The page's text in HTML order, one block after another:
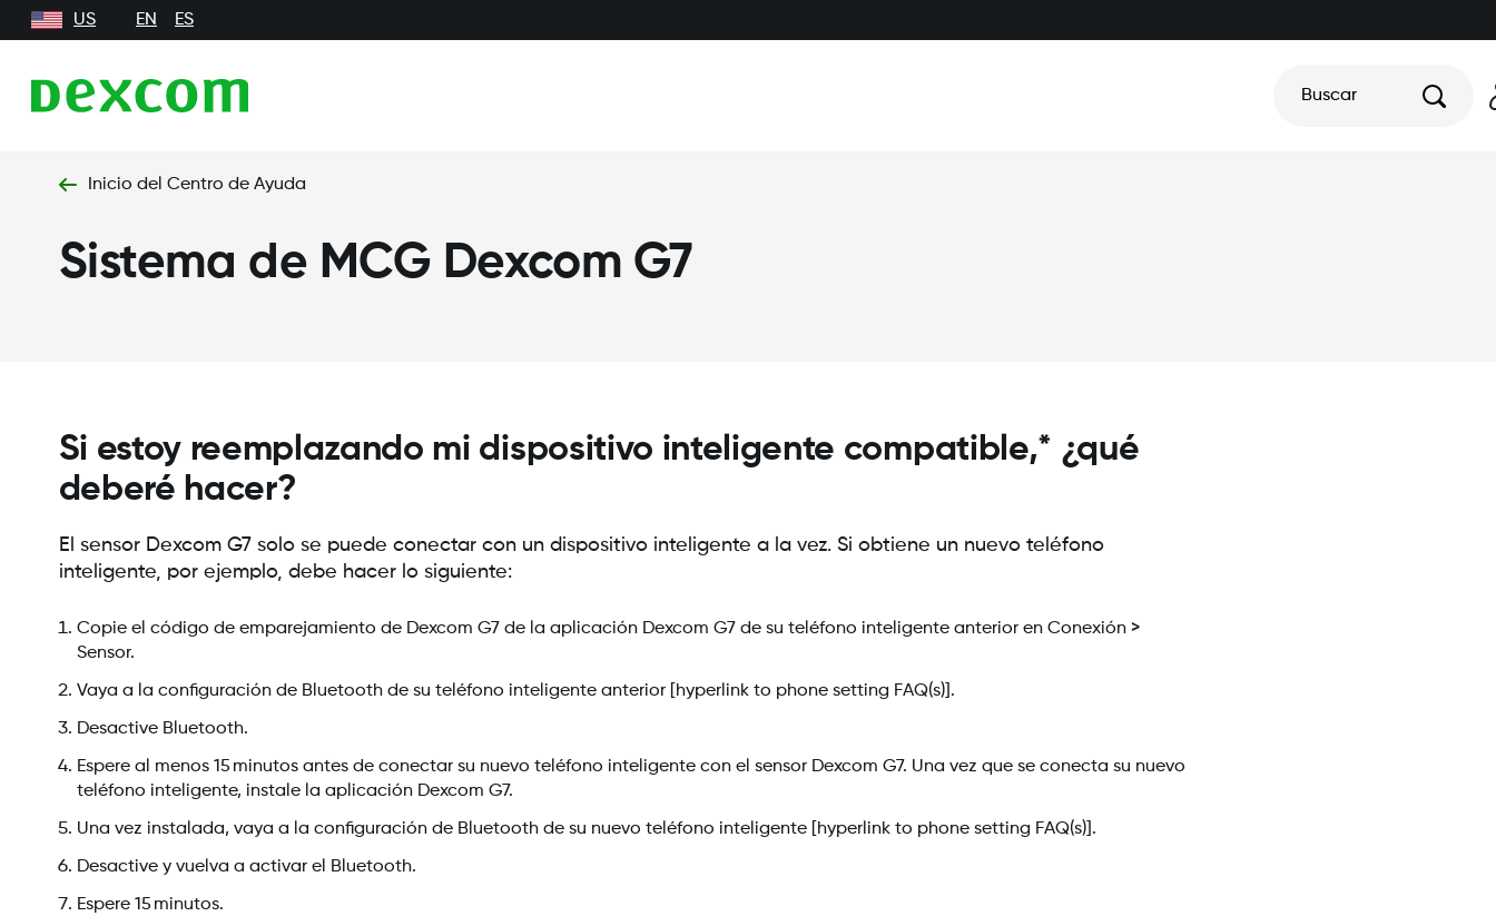
US EN ES
Buscar
Inicio del Centro de Ayuda
Sistema de MCG Dexcom G7
Si estoy reemplazando mi dispositivo inteligente compatible,* ¿qué
deberé hacer?
El sensor Dexcom G7 solo se puede conectar con un dispositivo inteligente a la vez. Si obtiene un nuevo teléfono
inteligente, por ejemplo, debe hacer lo siguiente:
Copie el código de emparejamiento de Dexcom G7 de la aplicación Dexcom G7 de su teléfono inteligente anterior en Conexión >
Sensor.
Vaya a la configuración de Bluetooth de su teléfono inteligente anterior [hyperlink to phone setting FAQ(s)].
Desactive Bluetooth.
Espere al menos 15 minutos antes de conectar su nuevo teléfono inteligente con el sensor Dexcom G7. Una vez que se conecta su nuevo
teléfono inteligente, instale la aplicación Dexcom G7.
Una vez instalada, vaya a la configuración de Bluetooth de su nuevo teléfono inteligente [hyperlink to phone setting FAQ(s)].
Desactive y vuelva a activar el Bluetooth.
Espere 15 minutos.